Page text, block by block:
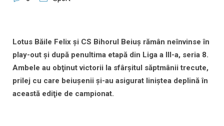
Lotus Băile Felix şi CS Bihorul Beiuş rămân neînvinse în
play-out şi după penultima etapă din Liga a III-a, seria 8.
Ambele au obţinut victorii la sfârşitul săptmânii trecute,
prilej cu care beiuşenii şi-au asigurat liniştea deplină în
această ediţie de campionat.